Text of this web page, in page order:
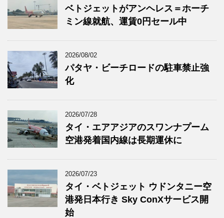
ベトジェットがアンヘレス＝ホーチ
ミン線就航、運賃0円セール中
2026/08/02
パタヤ・ビーチロードの駐車禁止強
化
2026/07/28
タイ・エアアジアのスワンナプーム
空港発着国内線は長期運休に
2026/07/23
タイ・ベトジェット ウドンタニー空
港発日本行き Sky ConXサービス開
始